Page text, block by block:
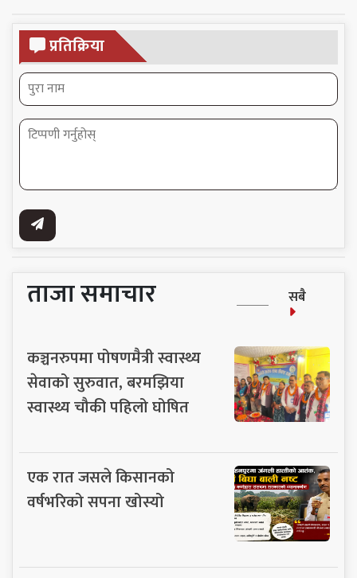
प्रतिक्रिया
ताजा समाचार सबै
कञ्चनरुपमा पोषणमैत्री स्वास्थ्य
सेवाको सुरुवात, बरमझिया
स्वास्थ्य चौकी पहिलो घोषित
एक रात जसले किसानको
वर्षभरिको सपना खोस्यो